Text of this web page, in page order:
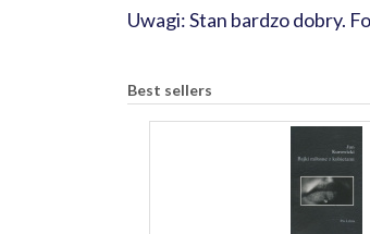
Uwagi: Stan bardzo dobry.
Best sellers